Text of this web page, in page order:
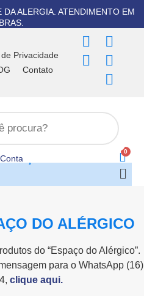
ALERGIA. ATENDIMENTO EM
Privacidade
Contato
F
a
c
o
k
I
n
s
t
g
a
m
T
i
k
k
Y
o
u
t
b
W
h
a
t
a
p
p
DO ALÉRGICO
do “Espaço do Alérgico”.
para o WhatsApp (16)
clique aqui.